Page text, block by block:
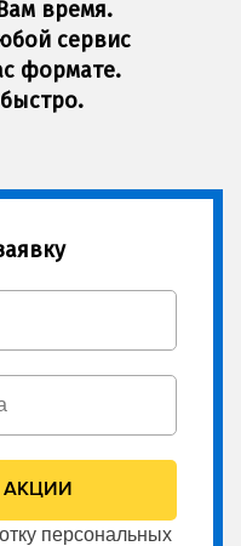
время.
сервис
формате.
персональных